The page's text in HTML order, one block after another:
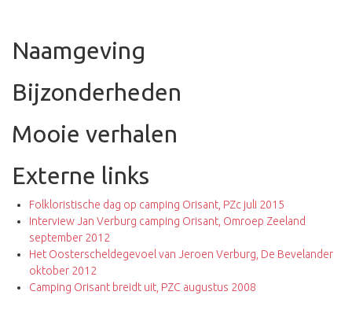
Naamgeving
Bijzonderheden
Mooie verhalen
Externe links
Folkloristische dag op camping Orisant, PZc juli 2015
Interview Jan Verburg camping Orisant, Omroep Zeeland
september 2012
Het Oosterscheldegevoel van Jeroen Verburg, De Bevelander
oktober 2012
Camping Orisant breidt uit, PZC augustus 2008